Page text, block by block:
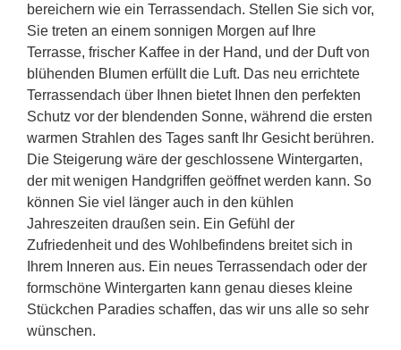
bereichern wie ein Terrassendach. Stellen Sie sich vor,
Sie treten an einem sonnigen Morgen auf Ihre
Terrasse, frischer Kaffee in der Hand, und der Duft von
blühenden Blumen erfüllt die Luft. Das neu errichtete
Terrassendach über Ihnen bietet Ihnen den perfekten
Schutz vor der blendenden Sonne, während die ersten
warmen Strahlen des Tages sanft Ihr Gesicht berühren.
Die Steigerung wäre der geschlossene Wintergarten,
der mit wenigen Handgriffen geöffnet werden kann. So
können Sie viel länger auch in den kühlen
Jahreszeiten draußen sein. Ein Gefühl der
Zufriedenheit und des Wohlbefindens breitet sich in
Ihrem Inneren aus. Ein neues Terrassendach oder der
formschöne Wintergarten kann genau dieses kleine
Stückchen Paradies schaffen, das wir uns alle so sehr
wünschen.